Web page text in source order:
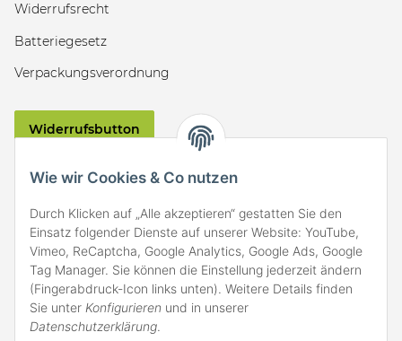
Wie wir Cookies & Co nutzen
Durch Klicken auf „Alle akzeptieren“ gestatten Sie den
Einsatz folgender Dienste auf unserer Website: YouTube,
Vimeo, ReCaptcha, Google Analytics, Google Ads, Google
Tag Manager. Sie können die Einstellung jederzeit ändern
(Fingerabdruck-Icon links unten). Weitere Details finden
Sie unter Konfigurieren und in unserer
Datenschutzerklärung.
Widerrufsrecht
Batteriegesetz
Verpackungsverordnung
Widerrufsbutton
ZAHLARTEN